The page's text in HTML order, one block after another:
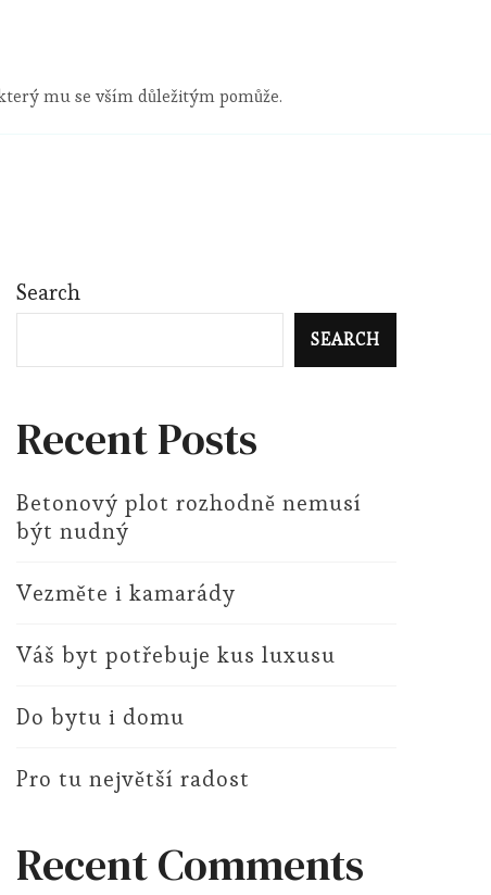
mu se vším důležitým pomůže.
Search
SEARCH
Recent Posts
Betonový plot rozhodně nemusí
být nudný
Vezměte i kamarády
Váš byt potřebuje kus luxusu
Do bytu i domu
Pro tu největší radost
Recent Comments